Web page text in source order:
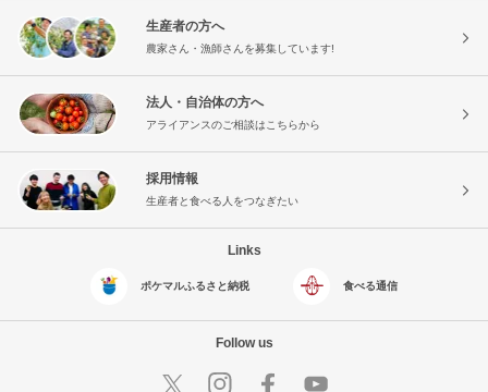
生産者の方へ
農家さん・漁師さんを募集しています!
法人・自治体の方へ
アライアンスのご相談はこちらから
採用情報
生産者と食べる人をつなぎたい
Links
ポケマルふるさと納税 食べる通信
Follow us